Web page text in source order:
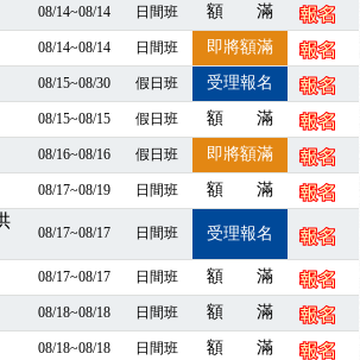
難！快來祐昕學院官網看看吧！
」及「潛水作業主管」安全衛生教育訓練之結
討會
課及測驗時間將另行通知
補助學費，請您上課，開始囉~~
課及測驗時間將另行通知
08/14~08/14 日間班 額 滿
08/14~08/14 日間班 即將額滿
08/15~08/30 假日班 受理報名
08/15~08/15 假日班 額 滿
08/16~08/16 假日班 即將額滿
08/17~08/19 日間班 額 滿
08/17~08/17 日間班 受理報名
08/17~08/17 日間班 額 滿
08/18~08/18 日間班 額 滿
08/18~08/18 日間班 額 滿